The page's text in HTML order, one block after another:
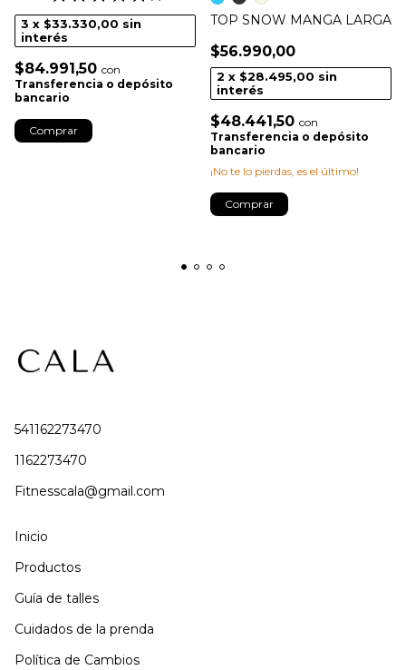
3 x $33.330,00 sin
interés
$84.991,50 con
Transferencia o depósito
bancario
Comprar
TOP SNOW MANGA LARGA
$56.990,00
2 x $28.495,00 sin
interés
$48.441,50 con
Transferencia o depósito
bancario
¡No te lo pierdas, es el último!
Comprar
541162273470
1162273470
Fitnesscala@gmail.com
Inicio
Productos
Guía de talles
Cuidados de la prenda
Política de Cambios